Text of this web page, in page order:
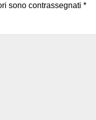
sono contrassegnati *